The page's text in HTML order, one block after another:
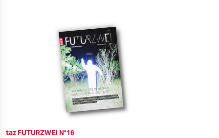
taz FUTURZWEI N°16